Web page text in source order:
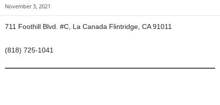
November 3, 2021
711 Foothill Blvd. #C, La Canada Flintridge, CA 91011
(818) 725-1041